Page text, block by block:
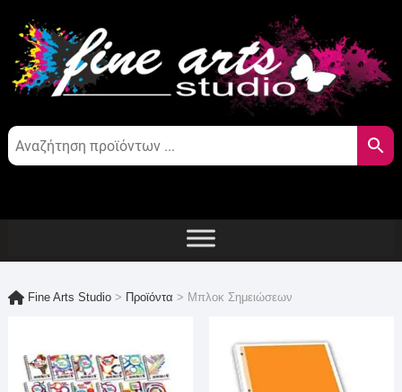
content
Fine Arts Studio> Προϊόντα > Μπλοκ Σημειώσεων